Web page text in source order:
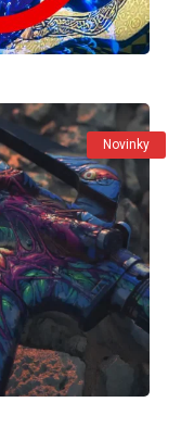
Novinky